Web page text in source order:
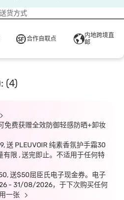
送货方式
合作自取点
内地跨境直
邮
(4)
免费获赠全效防御轻感防晒+卸妆
送 PLEUVOIR 纯素香氛护手霜30
限 , 送完即止。不适用于任何特
送$50屈臣氏电子现金券。电子
- 31/08/2026，于下次购买任何
一张